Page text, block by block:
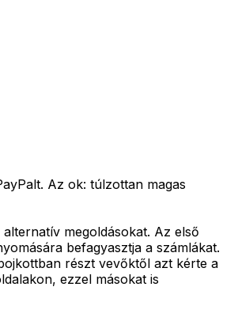
Az ok: túlzottan magas
megoldásokat. Az első
befagyasztja a számlákat.
részt vevőktől azt kérte a
ezzel másokat is